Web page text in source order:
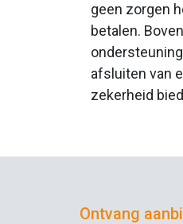
geen zorgen
betalen.
afsluiten van
zekerheid
Ontvang